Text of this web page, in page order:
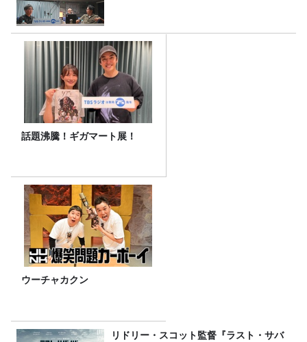
話題沸騰！ギガマート展！
ウーチャカクン
リドリー・スコット監督『ラスト・サバ